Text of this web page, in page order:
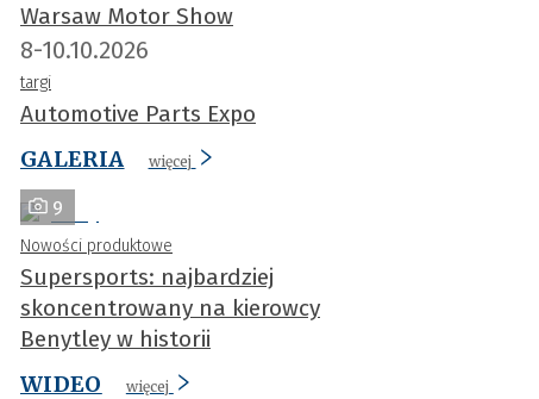
Warsaw Motor Show
8-10.10.2026
targi
Automotive Parts Expo
GALERIA
więcej
9
Nowości produktowe
Supersports: najbardziej
skoncentrowany na kierowcy
Benytley w historii
WIDEO
więcej